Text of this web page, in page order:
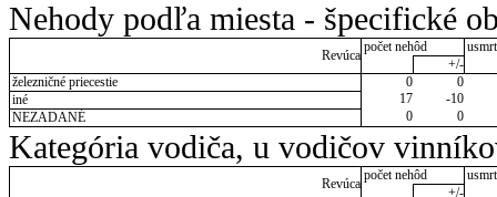
Nehody podľa miesta - špecifické
Revúca
počet nehôd
+/-
železničné priecestie
0
0
iné
17
-10
NEZADANÉ
0 0
Kategória vodiča, u vodičov
Revúca
počet nehôd
+/-